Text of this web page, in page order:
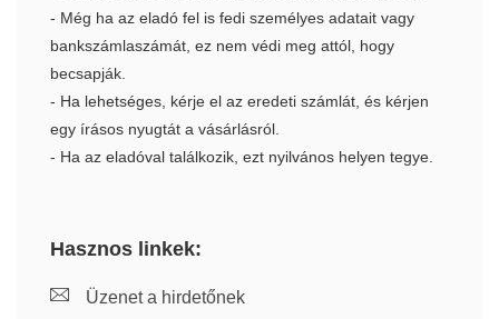
- Még ha az eladó fel is fedi személyes adatait vagy
bankszámlaszámát, ez nem védi meg attól, hogy
becsapják.
- Ha lehetséges, kérje el az eredeti számlát, és kérjen
egy írásos nyugtát a vásárlásról.
- Ha az eladóval találkozik, ezt nyilvános helyen tegye.
Hasznos linkek:
Üzenet a hirdetőnek